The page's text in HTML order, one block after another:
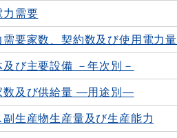
力需要
需要家数、契約数及び使用電力量
及び主要設備 －年次別－
数及び供給量 ―用途別―
副生産物生産量及び生産能力